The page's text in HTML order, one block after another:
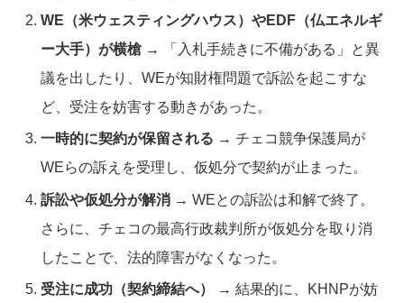
WE（米ウェスティングハウス）やEDF（仏エネルギ
ー大手）が横槍 → 「入札手続きに不備がある」と異
議を出したり、WEが知財権問題で訴訟を起こすな
ど、受注を妨害する動きがあった。
一時的に契約が保留される → チェコ競争保護局が
WEらの訴えを受理し、仮処分で契約が止まった。
訴訟や仮処分が解消 → WEとの訴訟は和解で終了。
さらに、チェコの最高行政裁判所が仮処分を取り消
したことで、法的障害がなくなった。
受注に成功（契約締結へ）
→ 結果的に、KHNPが妨